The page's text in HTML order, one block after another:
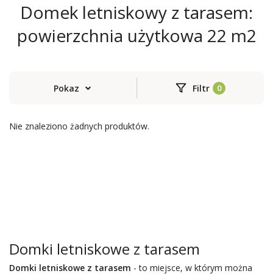
Domek letniskowy z tarasem:
powierzchnia użytkowa 22 m2
Pokaz Filtr
Nie znaleziono żadnych produktów.
Domki letniskowe z tarasem
Domki letniskowe z tarasem - to miejsce, w którym można